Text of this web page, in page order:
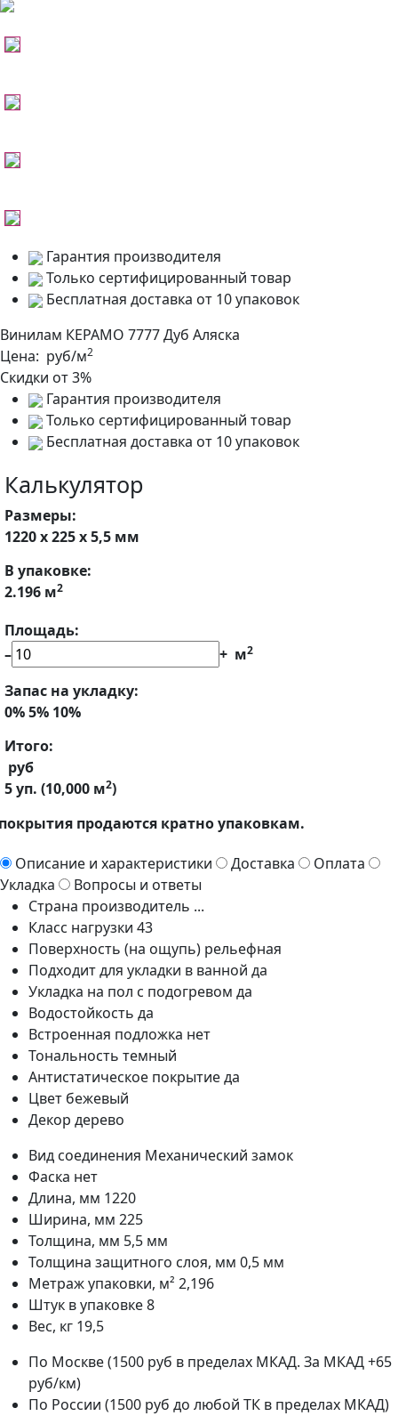
Гарантия производителя
Только сертифицированный товар
Бесплатная доставка от 10 упаковок
Винилам КЕРАМО 7777 Дуб Аляска
Цена: руб/м2
Скидки от 3%
Гарантия производителя
Только сертифицированный товар
Бесплатная доставка от 10 упаковок
Калькулятор
Размеры:
1220 х 225 х 5,5 мм
В упаковке:
2.196 м2
Площадь:
–
+ м2
Запас на укладку:
0%5% 10%
Итого:
руб
5уп. (10,000 м2)
продаются кратно упаковкам.
Описание и характеристики Доставка
Оплата
Укладка
Вопросы и ответы
Страна производитель ...
Класс нагрузки 43
Поверхность (на ощупь) рельефная
Подходит для укладки в ванной да
Укладка на пол c подогревом да
Водостойкость да
Встроенная подложка нет
Тональность темный
Антистатическое покрытиеда
Цвет бежевый
Декор дерево
Вид соединения Механический замок
Фаска нет
Длина, мм 1220
Ширина, мм 225
Толщина, мм 5,5 мм
Толщина защитного слоя, мм 0,5 мм
Метраж упаковки, м² 2,196
Штук в упаковке8
Вес, кг 19,5
По Москве (1500 руб в пределах МКАД. За МКАД +65
руб/км)
По России (1500 руб до любой ТК в пределах МКАД)